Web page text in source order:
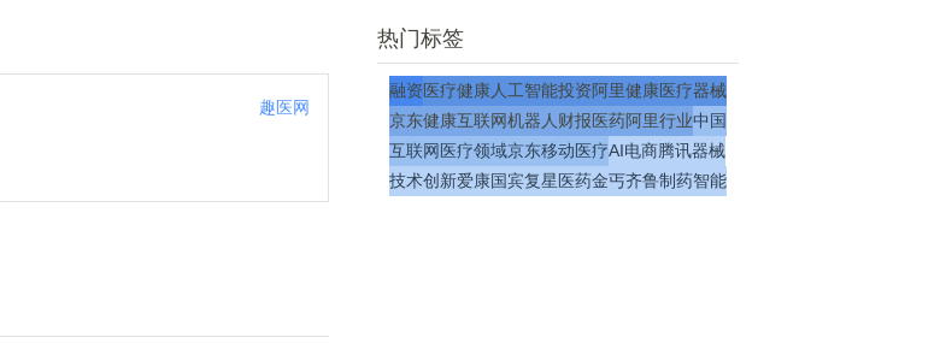
趣医网
热门标签
融资医疗健康人工智能投资阿里健康医疗器械
京东健康互联网机器人 财报医药阿里行业中国
互联网医疗领域京东移动医疗AI电商腾讯器械
技术创新爱康国宾复星医药金丐齐鲁制药智能